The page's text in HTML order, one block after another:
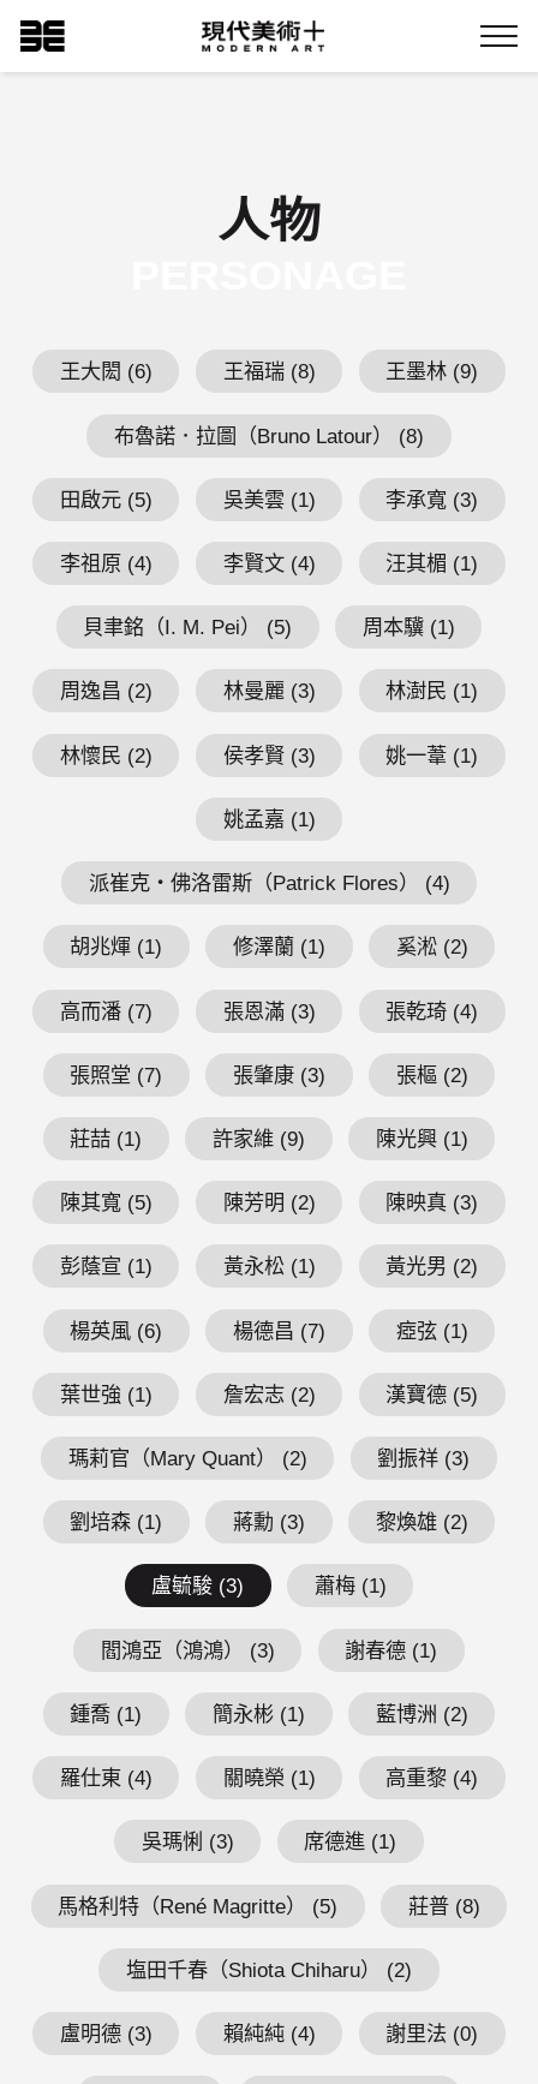
到
主
現代美術+Logo
Menu
人物
王大閎 (6) 王福瑞 (8) 王墨林 (9)
布魯諾．拉圖（Bruno Latour） (8)
田啟元 (5) 吳美雲 (1) 李承寬 (3)
李祖原 (4) 李賢文 (4) 汪其楣 (1)
貝聿銘（I. M. Pei） (5) 周本驥 (1)
周逸昌 (2) 林曼麗 (3) 林澍民 (1)
林懷民 (2) 侯孝賢 (3) 姚一葦 (1)
姚孟嘉 (1)
派崔克・佛洛雷斯（Patrick Flores） (4)
胡兆煇 (1) 修澤蘭 (1) 奚淞 (2)
高而潘 (7) 張恩滿 (3) 張乾琦 (4)
張照堂 (7) 張肇康 (3) 張樞 (2)
莊喆 (1) 許家維 (9) 陳光興 (1)
陳其寬 (5) 陳芳明 (2) 陳映真 (3)
彭蔭宣 (1) 黃永松 (1) 黃光男 (2)
楊英風 (6) 楊德昌 (7) 瘂弦 (1)
葉世強 (1) 詹宏志 (2) 漢寶德 (5)
瑪莉官（Mary Quant） (2) 劉振祥 (3)
劉培森 (1) 蔣勳 (3) 黎煥雄 (2)
盧毓駿 (3) 蕭梅 (1)
閻鴻亞（鴻鴻） (3) 謝春德 (1)
鍾喬 (1) 簡永彬 (1) 藍博洲 (2)
羅仕東 (4) 關曉榮 (1) 高重黎 (4)
吳瑪悧 (3) 席德進 (1)
馬格利特（René Magritte） (5) 莊普 (8)
塩田千春（Shiota Chiharu） (2)
盧明德 (3) 賴純純 (4) 謝里法 (0)